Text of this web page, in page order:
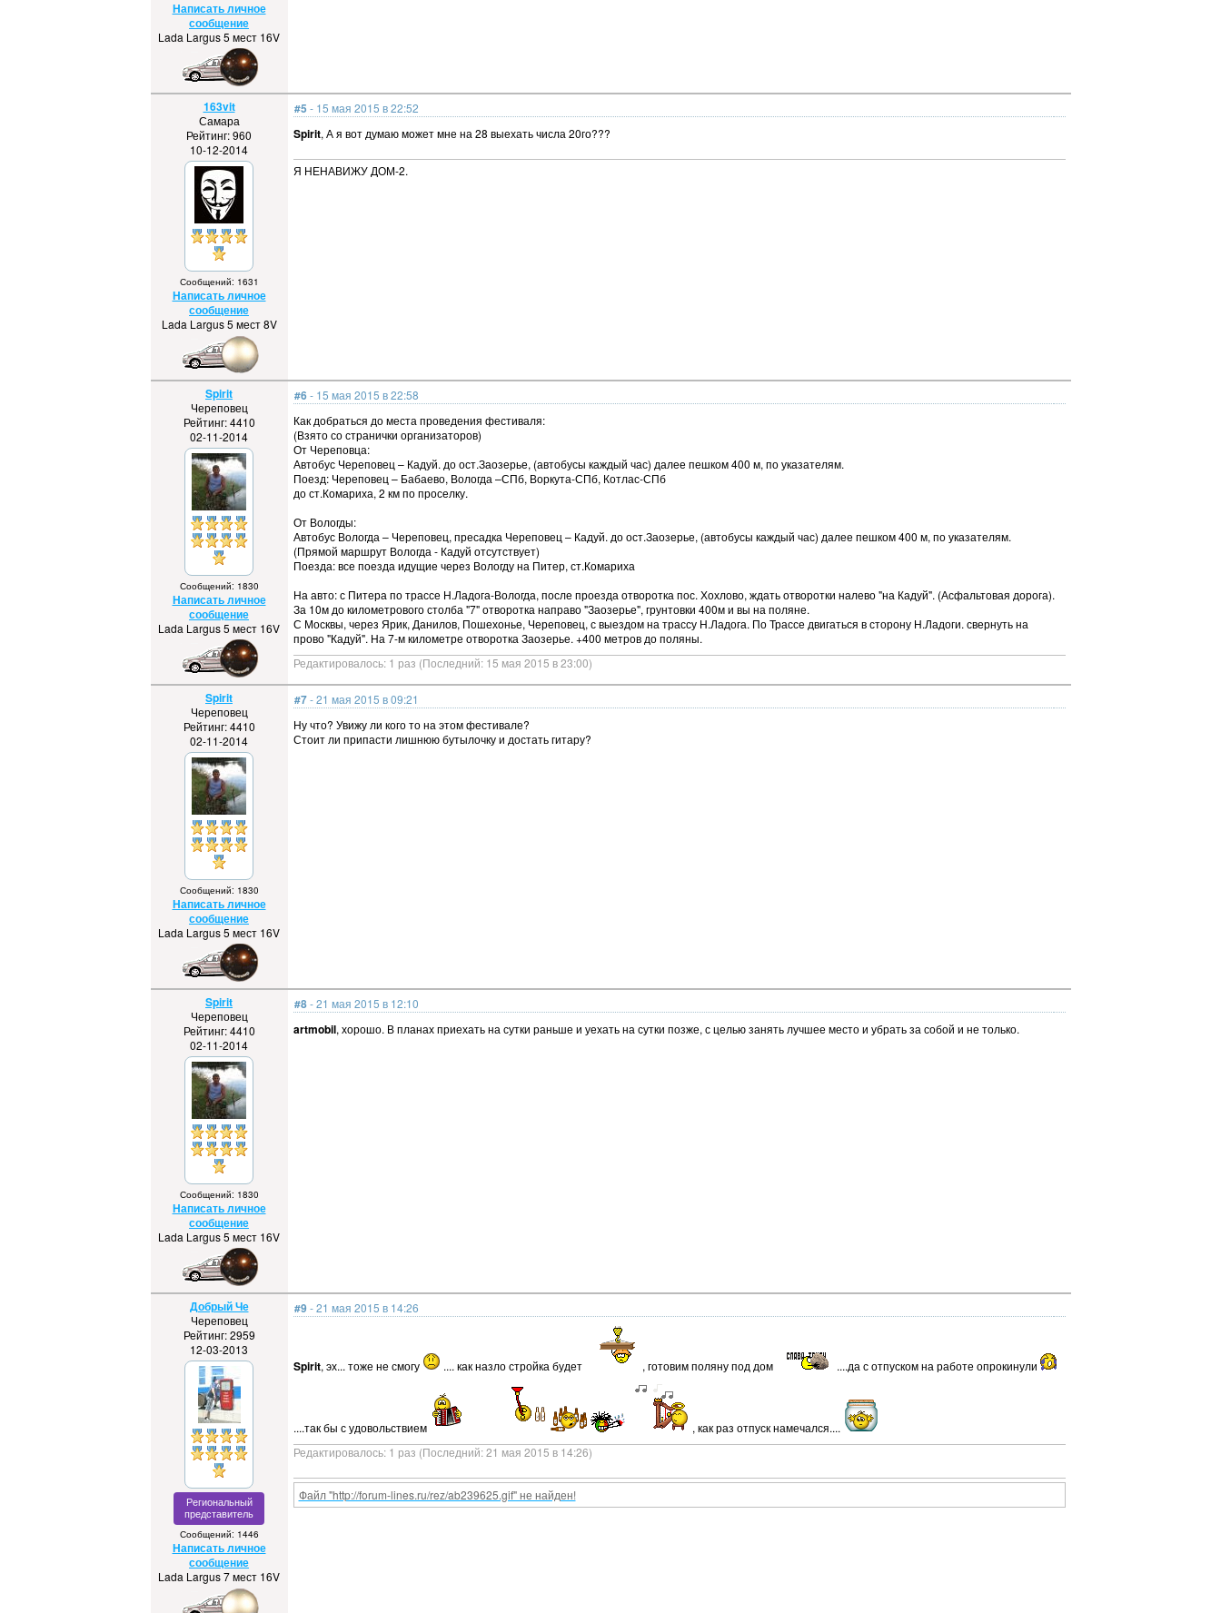
Написать личное
сообщение
Lada Largus 5 мест 16V
163vit
Самара
Рейтинг: 960
10-12-2014
Сообщений: 1631
Написать личное
сообщение
Lada Largus 5 мест 8V
#5 - 15 мая 2015 в 22:52
Spirit, А я вот думаю может мне на 28 выехать числа 20го???
Я НЕНАВИЖУ ДОМ-2.
Spirit
Череповец
Рейтинг: 4410
02-11-2014
Сообщений: 1830
Написать личное
сообщение
Lada Largus 5 мест 16V
#6- 15 мая 2015 в 22:58
Как добраться до места проведения фестиваля:
(Взято со странички организаторов)
От Череповца:
Автобус Череповец – Кадуй. до ост.Заозерье, (автобусы каждый час) далее пешком 400 м, по указателям.
Поезд: Череповец – Бабаево, Вологда –СПб, Воркута-СПб, Котлас-СПб
до ст.Комариха, 2 км по проселку.
От Вологды:
Автобус Вологда – Череповец, пресадка Череповец – Кадуй. до ост.Заозерье, (автобусы каждый час) далее пешком 400 м, по указателям.
(Прямой маршрут Вологда - Кадуй отсутствует)
Поезда: все поезда идущие через Вологду на Питер, ст.Комариха
На авто: с Питера по трассе Н.Ладога-Вологда, после проезда отворотка пос. Хохлово, ждать отворотки налево "на Кадуй". (Асфальтовая дорога).
За 10м до километрового столба "7" отворотка направо "Заозерье", грунтовки 400м и вы на поляне.
С Москвы, через Ярик, Данилов, Пошехонье, Череповец, с выездом на трассу Н.Ладога. По Трассе двигаться в сторону Н.Ладоги. свернуть на
прово "Кадуй". На 7-м километре отворотка Заозерье. +400 метров до поляны.
Редактировалось: 1 раз (Последний: 15 мая 2015 в 23:00)
Spirit
Череповец
Рейтинг: 4410
02-11-2014
Сообщений: 1830
Написать личное
сообщение
Lada Largus 5 мест 16V
#7- 21 мая 2015 в 09:21
Ну что? Увижу ли кого то на этом фестивале?
Стоит ли припасти лишнюю бутылочку и достать гитару?
Spirit
Череповец
Рейтинг: 4410
02-11-2014
Сообщений: 1830
Написать личное
сообщение
Lada Largus 5 мест 16V
#8- 21 мая 2015 в 12:10
artmobil, хорошо. В планах приехать на сутки раньше и уехать на сутки позже, с целью занять лучшее место и убрать за собой и не только.
Добрый Че
Череповец
Рейтинг: 2959
12-03-2013
Региональный
представитель
Сообщений: 1446
Написать личное
сообщение
Lada Largus 7 мест 16V
#9- 21 мая 2015 в 14:26
Spirit, эх... тоже не смогу .... как назло стройка будет , готовим поляну под дом ....да с отпуском на работе опрокинули
....так бы с удовольствием
, как раз отпуск намечался....
Редактировалось: 1 раз (Последний: 21 мая 2015 в 14:26)
Файл "http://forum-lines.ru/rez/ab239625.gif" не найден!